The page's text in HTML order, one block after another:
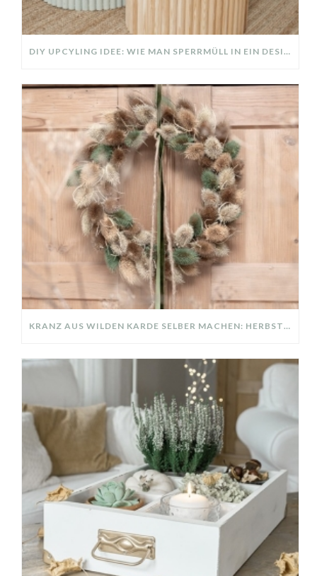
DIY UPCYLING IDEE: WIE MAN SPERRMÜLL IN EIN DESIGNER TEIL VERWANDELT
KRANZ AUS WILDEN KARDE SELBER MACHEN: HERBSTDEKO GANZ EINFACH